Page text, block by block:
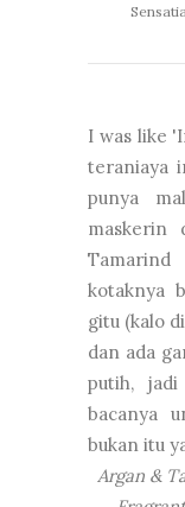
I was like
teraniaya
punya
maskerin
kotaknya
gitu (kalo
dan ada
putih,
bacanya
bukan itu
Argan &